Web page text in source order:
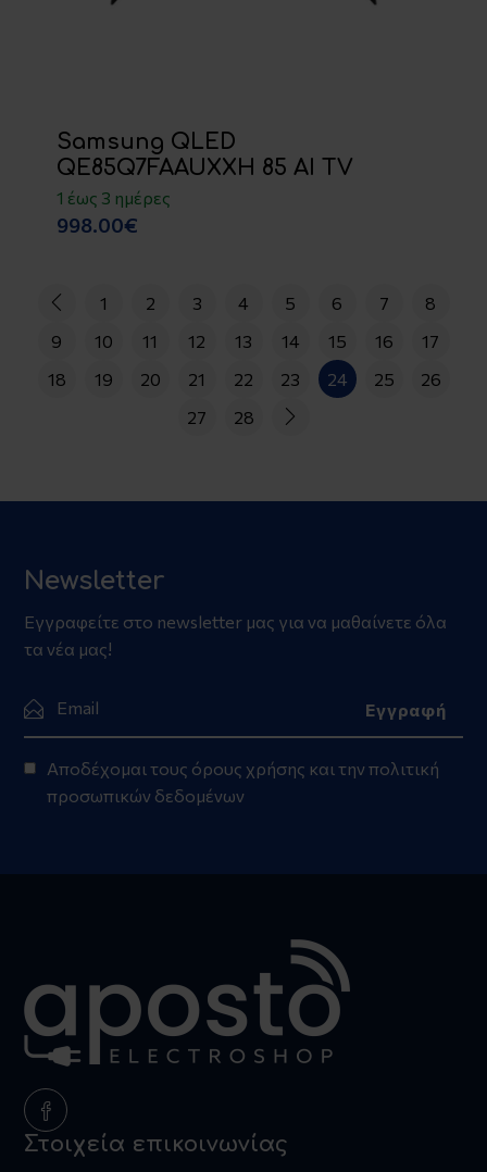
Samsung QLED
QE85Q7FAAUXXH 85 AI TV
1 έως 3 ημέρες
998.00€
1 2 3 4 5 6 7
8
9
10 11 12 13 14 15 16
17
18
19 20 21 22 23 24 25
26
27
28
Newsletter
Εγγραφείτε στο newsletter μας για να μαθαίνετε όλα
τα νέα μας!
Αποδέχομαι τους όρους χρήσης και την πολιτική
προσωπικών δεδομένων
Στοιχεία επικοινωνίας